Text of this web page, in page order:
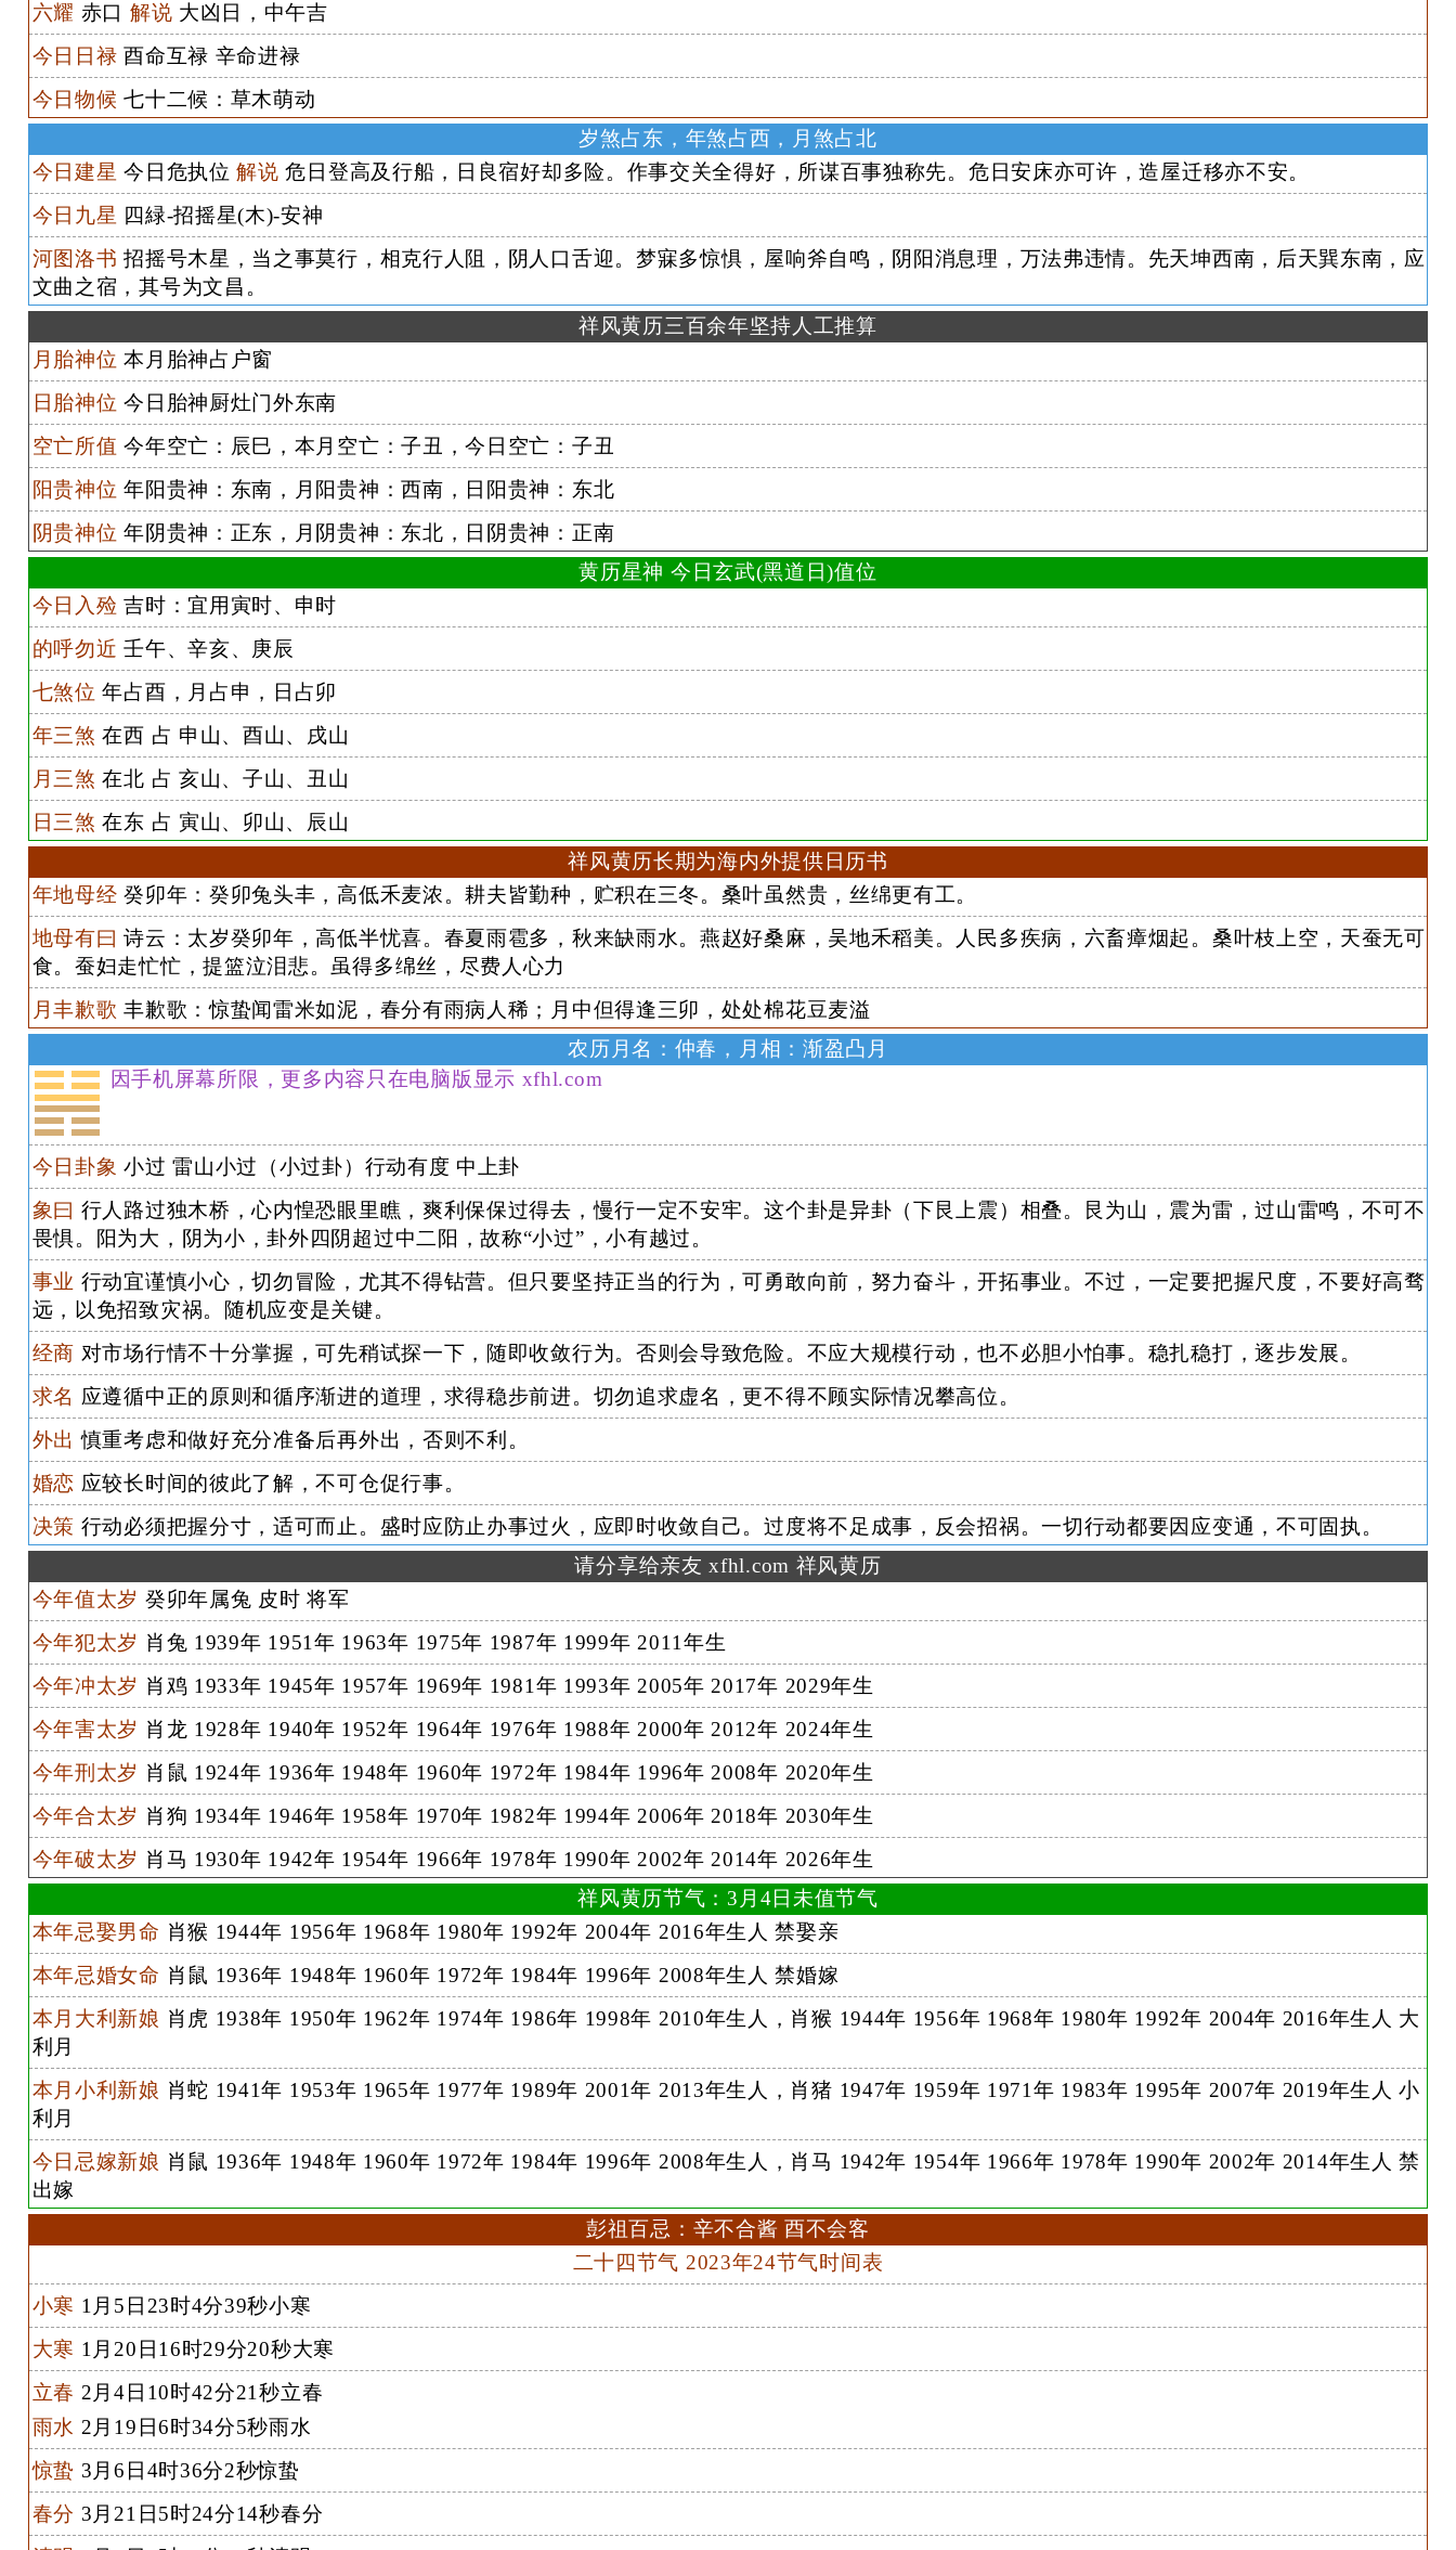
六耀 赤口 解说 大凶日，中午吉
今日日禄 酉命互禄 辛命进禄
今日物候 七十二候：草木萌动
岁煞占东，年煞占西，月煞占北
今日建星 今日危执位解说 危日登高及行船，日良宿好却多险。作事交关全得好，所谋百事独称先。危日安床亦可许，造屋迁移亦不安。
今日九星 四緑-招摇星(木)-安神
河图洛书 招摇号木星，当之事莫行，相克行人阻，阴人口舌迎。梦寐多惊惧，屋响斧自鸣，阴阳消息理，万法弗违情。先天坤西南，后天巽东南，应
文曲之宿，其号为文昌。
祥风黄历三百余年坚持人工推算
月胎神位 本月胎神占户窗
日胎神位 今日胎神厨灶门外东南
空亡所值 今年空亡：辰巳，本月空亡：子丑，今日空亡：子丑
阳贵神位 年阳贵神：东南，月阳贵神：西南，日阳贵神：东北
阴贵神位 年阴贵神：正东，月阴贵神：东北，日阴贵神：正南
黄历星神 今日玄武(黑道日)值位
今日入殓 吉时：宜用寅时、申时
的呼勿近 壬午、辛亥、庚辰
七煞位 年占酉，月占申，日占卯
年三煞 在西 占 申山、酉山、戌山
月三煞 在北 占 亥山、子山、丑山
日三煞 在东 占 寅山、卯山、辰山
祥风黄历长期为海内外提供日历书
年地母经 癸卯年：癸卯兔头丰，高低禾麦浓。耕夫皆勤种，贮积在三冬。桑叶虽然贵，丝绵更有工。
地母有曰 诗云：太岁癸卯年，高低半忧喜。春夏雨雹多，秋来缺雨水。燕赵好桑麻，吴地禾稻美。人民多疾病，六畜瘴烟起。桑叶枝上空，天蚕无可
食。蚕妇走忙忙，提篮泣泪悲。虽得多绵丝，尽费人心力
月丰歉歌 丰歉歌：惊蛰闻雷米如泥，春分有雨病人稀；月中但得逢三卯，处处棉花豆麦溢
农历月名：仲春，月相：渐盈凸月
因手机屏幕所限，更多内容只在电脑版显示 xfhl.com
今日卦象 小过 雷山小过（小过卦）行动有度 中上卦
象曰 行人路过独木桥，心内惶恐眼里瞧，爽利保保过得去，慢行一定不安牢。这个卦是异卦（下艮上震）相叠。艮为山，震为雷，过山雷鸣，不可不
畏惧。阳为大，阴为小，卦外四阴超过中二阳，故称“小过”，小有越过。
事业 行动宜谨慎小心，切勿冒险，尤其不得钻营。但只要坚持正当的行为，可勇敢向前，努力奋斗，开拓事业。不过，一定要把握尺度，不要好高骛
远，以免招致灾祸。随机应变是关键。
经商 对市场行情不十分掌握，可先稍试探一下，随即收敛行为。否则会导致危险。不应大规模行动，也不必胆小怕事。稳扎稳打，逐步发展。
求名 应遵循中正的原则和循序渐进的道理，求得稳步前进。切勿追求虚名，更不得不顾实际情况攀高位。
外出 慎重考虑和做好充分准备后再外出，否则不利。
婚恋 应较长时间的彼此了解，不可仓促行事。
决策 行动必须把握分寸，适可而止。盛时应防止办事过火，应即时收敛自己。过度将不足成事，反会招祸。一切行动都要因应变通，不可固执。
请分享给亲友 xfhl.com 祥风黄历
今年值太岁 癸卯年属兔 皮时 将军
今年犯太岁 肖兔 1939年 1951年 1963年 1975年 1987年 1999年 2011年生
今年冲太岁 肖鸡 1933年 1945年 1957年 1969年 1981年 1993年 2005年 2017年 2029年生
今年害太岁 肖龙 1928年 1940年 1952年 1964年 1976年 1988年 2000年 2012年 2024年生
今年刑太岁 肖鼠 1924年 1936年 1948年 1960年 1972年 1984年 1996年 2008年 2020年生
今年合太岁 肖狗 1934年 1946年 1958年 1970年 1982年 1994年 2006年 2018年 2030年生
今年破太岁 肖马 1930年 1942年 1954年 1966年 1978年 1990年 2002年 2014年 2026年生
祥风黄历节气：3月4日未值节气
本年忌娶男命 肖猴 1944年 1956年 1968年 1980年 1992年 2004年 2016年生人 禁娶亲
本年忌婚女命 肖鼠 1936年 1948年 1960年 1972年 1984年 1996年 2008年生人 禁婚嫁
本月大利新娘 肖虎 1938年 1950年 1962年 1974年 1986年 1998年 2010年生人，肖猴 1944年 1956年 1968年 1980年 1992年 2004年 2016年生人 大
利月
本月小利新娘 肖蛇 1941年 1953年 1965年 1977年 1989年 2001年 2013年生人，肖猪 1947年 1959年 1971年 1983年 1995年 2007年 2019年生人 小
利月
今日忌嫁新娘 肖鼠 1936年 1948年 1960年 1972年 1984年 1996年 2008年生人，肖马 1942年 1954年 1966年 1978年 1990年 2002年 2014年生人 禁
出嫁
彭祖百忌：辛不合酱 酉不会客
二十四节气 2023年24节气时间表
小寒 1月5日23时4分39秒小寒
大寒 1月20日16时29分20秒大寒
立春 2月4日10时42分21秒立春
雨水 2月19日6时34分5秒雨水
惊蛰 3月6日4时36分2秒惊蛰
春分 3月21日5时24分14秒春分